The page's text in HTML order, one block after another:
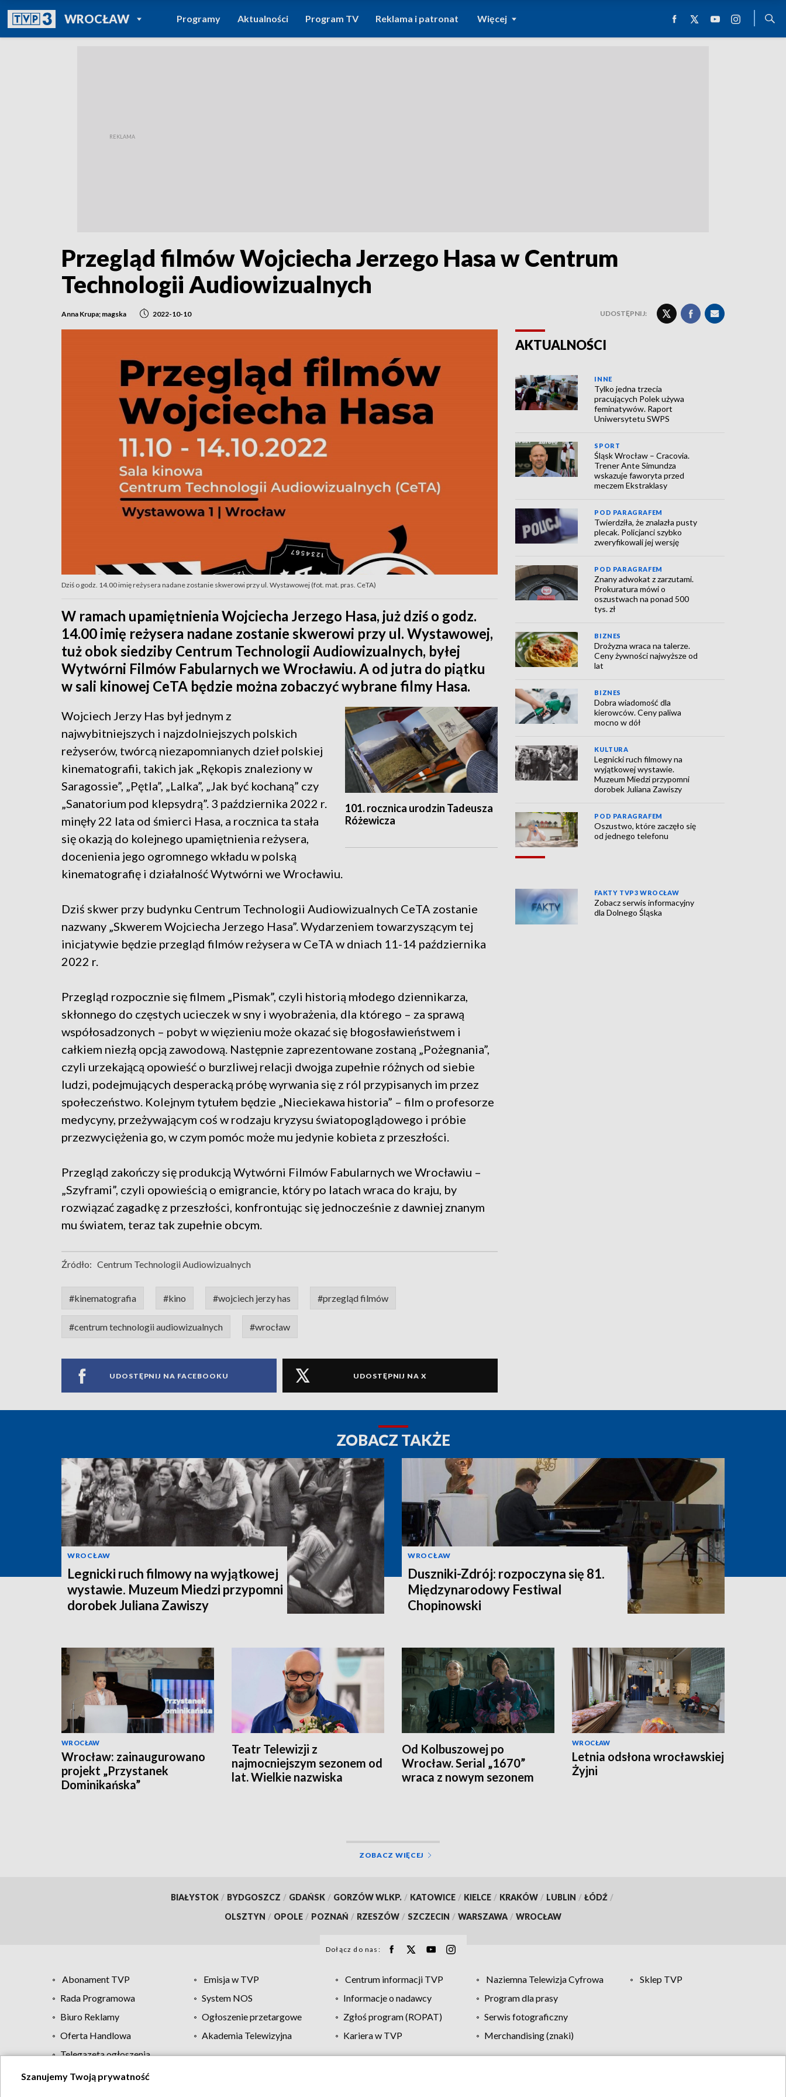
WROCŁAWPOWRÓT DO
TVP REGIONY
Programy Aktualności Program TV Reklama i patronat Więcej
Przegląd filmów Wojciecha Jerzego Hasa w Centrum
Technologii Audiowizualnych
Anna Krupa; magska 2022-10-10 UDOSTĘPNIJ:
Dziś o godz. 14.00 imię reżysera nadane zostanie skwerowi przy ul. Wystawowej (fot. mat. pras. CeTA)
W ramach upamiętnienia Wojciecha Jerzego Hasa, już dziś o godz.
14.00 imię reżysera nadane zostanie skwerowi przy ul. Wystawowej,
tuż obok siedziby Centrum Technologii Audiowizualnych, byłej
Wytwórni Filmów Fabularnych we Wrocławiu. A od jutra do piątku
w sali kinowej CeTA będzie można zobaczyć wybrane filmy Hasa.
101. rocznica urodzin Tadeusza
Różewicza
Wojciech Jerzy Has był jednym z
najwybitniejszych i najzdolniejszych polskich
reżyserów, twórcą niezapomnianych dzieł polskiej
kinematografii, takich jak „Rękopis znaleziony w
Saragossie”, „Pętla”, „Lalka”, „Jak być kochaną” czy
„Sanatorium pod klepsydrą”. 3 października 2022 r.
minęły 22 lata od śmierci Hasa, a rocznica ta stała
się okazją do kolejnego upamiętnienia reżysera,
docenienia jego ogromnego wkładu w polską
kinematografię i działalność Wytwórni we Wrocławiu.
Dziś skwer przy budynku Centrum Technologii Audiowizualnych CeTA zostanie
nazwany „Skwerem Wojciecha Jerzego Hasa”. Wydarzeniem towarzyszącym tej
inicjatywie będzie przegląd filmów reżysera w CeTA w dniach 11-14 października
2022 r.
Przegląd rozpocznie się filmem „Pismak”, czyli historią młodego dziennikarza,
skłonnego do częstych ucieczek w sny i wyobrażenia, dla którego – za sprawą
współosadzonych – pobyt w więzieniu może okazać się błogosławieństwem i
całkiem niezłą opcją zawodową. Następnie zaprezentowane zostaną „Pożegnania”,
czyli urzekającą opowieść o burzliwej relacji dwojga zupełnie różnych od siebie
ludzi, podejmujących desperacką próbę wyrwania się z ról przypisanych im przez
społeczeństwo. Kolejnym tytułem będzie „Nieciekawa historia” – film o profesorze
medycyny, przeżywającym coś w rodzaju kryzysu światopoglądowego i próbie
przezwyciężenia go, w czym pomóc może mu jedynie kobieta z przeszłości.
Przegląd zakończy się produkcją Wytwórni Filmów Fabularnych we Wrocławiu –
„Szyframi”, czyli opowieścią o emigrancie, który po latach wraca do kraju, by
rozwiązać zagadkę z przeszłości, konfrontując się jednocześnie z dawniej znanym
mu światem, teraz tak zupełnie obcym.
Źródło: Centrum Technologii Audiowizualnych
#kinematografia #kino #wojciech jerzy has #przegląd filmów
#centrum technologii audiowizualnych #wrocław
UDOSTĘPNIJ NA FACEBOOKU UDOSTĘPNIJ NA X
AKTUALNOŚCI
INNE
Tylko jedna trzecia
pracujących Polek używa
feminatywów. Raport
Uniwersytetu SWPS
SPORT
Śląsk Wrocław – Cracovia.
Trener Ante Simundza
wskazuje faworyta przed
meczem Ekstraklasy
POD PARAGRAFEM
Twierdziła, że znalazła pusty
plecak. Policjanci szybko
zweryfikowali jej wersję
POD PARAGRAFEM
Znany adwokat z zarzutami.
Prokuratura mówi o
oszustwach na ponad 500
tys. zł
BIZNES
Drożyzna wraca na talerze.
Ceny żywności najwyższe od
lat
BIZNES
Dobra wiadomość dla
kierowców. Ceny paliwa
mocno w dół
KULTURA
Legnicki ruch filmowy na
wyjątkowej wystawie.
Muzeum Miedzi przypomni
dorobek Juliana Zawiszy
POD PARAGRAFEM
Oszustwo, które zaczęło się
od jednego telefonu
FAKTY TVP3 WROCŁAW
Zobacz serwis informacyjny
dla Dolnego Śląska
ZOBACZ TAKŻE
WROCŁAW
Legnicki ruch filmowy na wyjątkowej
wystawie. Muzeum Miedzi przypomni
dorobek Juliana Zawiszy
WROCŁAW
Duszniki-Zdrój: rozpoczyna się 81.
Międzynarodowy Festiwal
Chopinowski
WROCŁAW
Wrocław: zainaugurowano
projekt „Przystanek
Dominikańska”
Teatr Telewizji z
najmocniejszym sezonem od
lat. Wielkie nazwiska
Od Kolbuszowej po
Wrocław. Serial „1670”
wraca z nowym sezonem
WROCŁAW
Letnia odsłona wrocławskiej
Żyjni
ZOBACZ WIĘCEJ
BIAŁYSTOK / BYDGOSZCZ / GDAŃSK / GORZÓW WLKP. / KATOWICE / KIELCE / KRAKÓW / LUBLIN / ŁÓDŹ /
OLSZTYN / OPOLE / POZNAŃ / RZESZÓW / SZCZECIN / WARSZAWA / WROCŁAW
Dołącz do nas:
Abonament TVP Emisja w TVP Centrum informacji TVP Naziemna Telewizja Cyfrowa
Sklep TVP
Rada Programowa
System NOS Informacje o nadawcy
Program dla prasy
Biuro Reklamy
Ogłoszenie przetargowe Zgłoś program (ROPAT)
Serwis fotograficzny
Oferta Handlowa
Akademia Telewizyjna Kariera w TVP
Merchandising (znaki)
Telegazeta ogłoszenia
Szanujemy Twoją prywatność